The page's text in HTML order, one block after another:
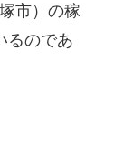
市）の稼
るのであ